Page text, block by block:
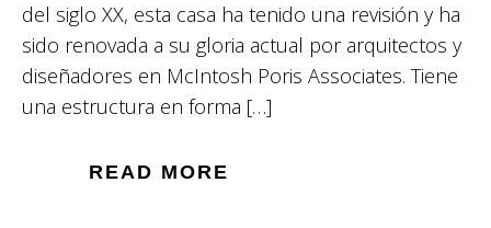
del siglo XX, esta casa ha tenido una revisión y ha
sido renovada a su gloria actual por arquitectos y
diseñadores en McIntosh Poris Associates. Tiene
una estructura en forma […]
READ MORE